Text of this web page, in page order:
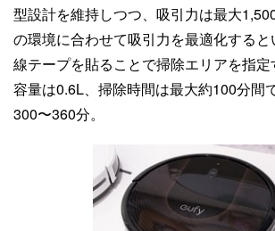
型設計を維持しつつ、吸引力は最大
の環境に合わせて吸引力を最適化する
線テープを貼ることで掃除エリアを指定
容量は0.6L、掃除時間は最大約100分間
300〜360分。